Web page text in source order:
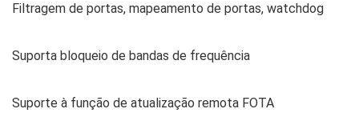
Filtragem de portas, mapeamento de portas, watchdog
Suporta bloqueio de bandas de frequência
Suporte à função de atualização remota FOTA